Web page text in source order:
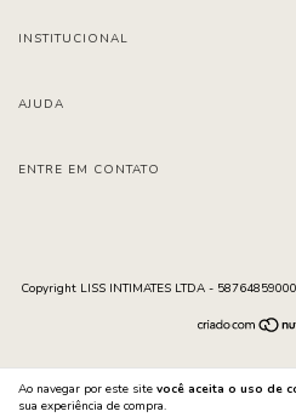
Ao navegar por este site você aceita o uso de
sua experiência de compra.
INSTITUCIONAL
AJUDA
ENTRE EM CONTATO
Copyright LISS INTIMATES LTDA -